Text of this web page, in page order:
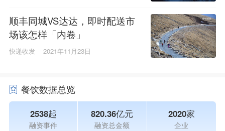
顺丰同城VS达达，即时配送市
场该怎样「内卷」
快递收发 2021年11月23日
餐饮数据总览
2538起
融资事件
820.36亿元
融资总金额
2020家
企业